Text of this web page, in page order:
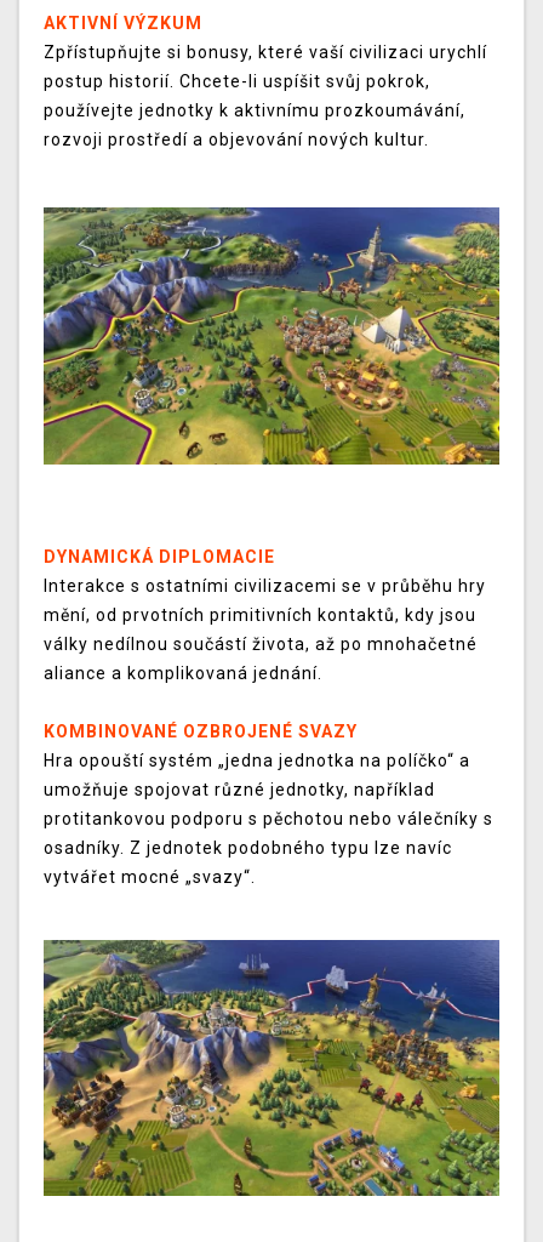
AKTIVNÍ VÝZKUM
Zpřístupňujte si bonusy, které vaší civilizaci urychlí
postup historií. Chcete-li uspíšit svůj pokrok,
používejte jednotky k aktivnímu prozkoumávání,
rozvoji prostředí a objevování nových kultur.
DYNAMICKÁ DIPLOMACIE
Interakce s ostatními civilizacemi se v průběhu hry
mění, od prvotních primitivních kontaktů, kdy jsou
války nedílnou součástí života, až po mnohačetné
aliance a komplikovaná jednání.
KOMBINOVANÉ OZBROJENÉ SVAZY
Hra opouští systém „jedna jednotka na políčko“ a
umožňuje spojovat různé jednotky, například
protitankovou podporu s pěchotou nebo válečníky s
osadníky. Z jednotek podobného typu lze navíc
vytvářet mocné „svazy“.